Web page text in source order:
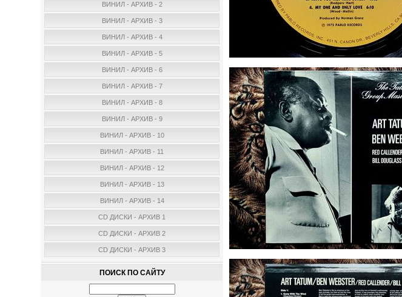
ВИНИЛ - АРХИВ - 2
ВИНИЛ - АРХИВ - 3
ВИНИЛ - АРХИВ - 4
ВИНИЛ - АРХИВ - 5
ВИНИЛ - АРХИВ - 6
ВИНИЛ - АРХИВ - 7
ВИНИЛ - АРХИВ - 8
ВИНИЛ - АРХИВ - 9
ВИНИЛ - АРХИВ - 10
ВИНИЛ - АРХИВ - 11
ВИНИЛ - АРХИВ - 12
ВИНИЛ - АРХИВ - 13
ВИНИЛ - АРХИВ - 14
CD ДИСКИ - АРХИВ 1
CD ДИСКИ - АРХИВ 2
CD ДИСКИ - АРХИВ 3
ПОИСК ПО САЙТУ